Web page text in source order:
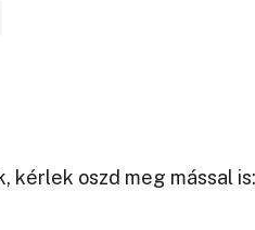
kérlek oszd meg mással is: